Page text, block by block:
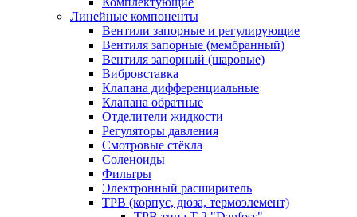
Линейные компоненты
Вентили запорные и регулирующие
Вентиля запорные (мембранный)
Вентиля запорный (шаровые)
Вибровставка
Клапана дифференциальные
Клапана обратные
Отделители жидкости
Регуляторы давления
Смотровые стёкла
Соленоиды
Фильтры
Электронный расширитель
ТРВ (корпус, дюза, термоэлемент)